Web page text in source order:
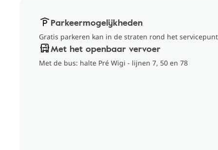
Parkeermogelijkheden
Gratis parkeren kan in de straten rond het servicepunt
Met het openbaar vervoer
Met de bus: halte Pré Wigi - lijnen 7, 50 en 78